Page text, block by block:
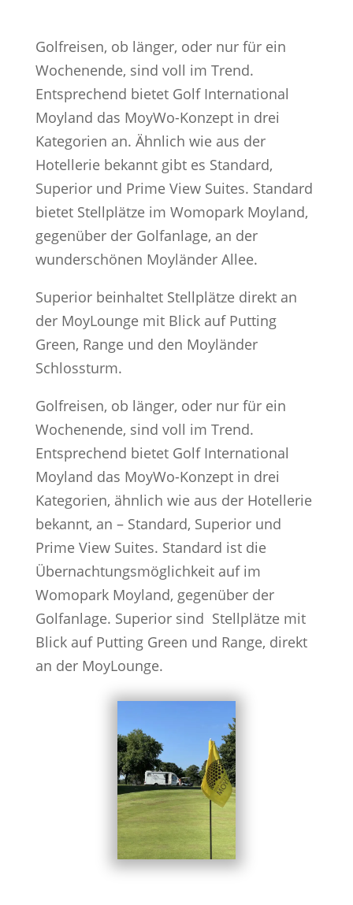
Golfreisen, ob länger, oder nur für ein
Wochenende, sind voll im Trend.
Entsprechend bietet Golf International
Moyland das MoyWo-Konzept in drei
Kategorien an. Ähnlich wie aus der
Hotellerie bekannt gibt es Standard,
Superior und Prime View Suites. Standard
bietet Stellplätze im Womopark Moyland,
gegenüber der Golfanlage, an der
wunderschönen Moyländer Allee.
Superior beinhaltet Stellplätze direkt an
der MoyLounge mit Blick auf Putting
Green, Range und den Moyländer
Schlossturm.
Golfreisen, ob länger, oder nur für ein
Wochenende, sind voll im Trend.
Entsprechend bietet Golf International
Moyland das MoyWo-Konzept in drei
Kategorien, ähnlich wie aus der Hotellerie
bekannt, an – Standard, Superior und
Prime View Suites. Standard ist die
Übernachtungsmöglichkeit auf im
Womopark Moyland, gegenüber der
Golfanlage. Superior sind Stellplätze mit
Blick auf Putting Green und Range, direkt
an der MoyLounge.